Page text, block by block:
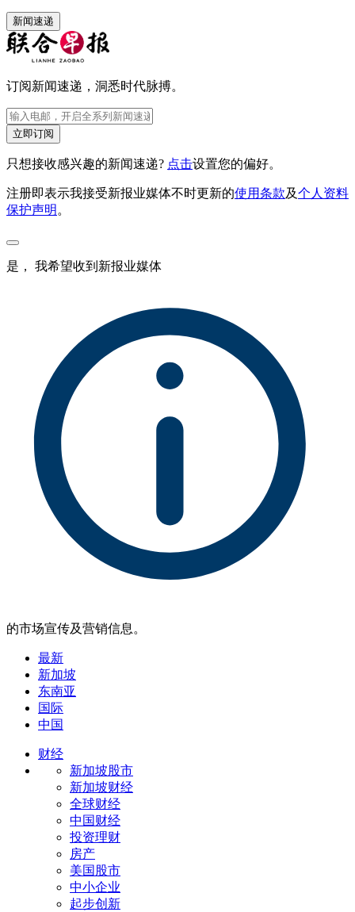
新闻速递
订阅新闻速递，洞悉时代脉搏。
立即订阅
只想接收感兴趣的新闻速递? 点击设置您的偏好。
注册即表示我接受新报业媒体不时更新的使用条款及个人资料
保护声明 。
是， 我希望收到新报业媒体
的市场宣传及营销信息。
最新
新加坡
东南亚
国际
中国
财经
新加坡股市
新加坡财经
全球财经
中国财经
投资理财
房产
美国股市
中小企业
起步创新